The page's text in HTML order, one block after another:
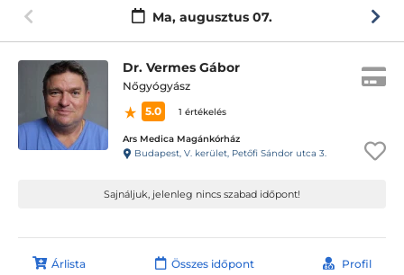
Ma, augusztus 07.
Dr. Vermes Gábor
Nőgyógyász
5.0
1 értékelés
Ars Medica Magánkórház
Budapest, V. kerület, Petőfi Sándor utca 3.
Sajnáljuk, jelenleg nincs szabad időpont!
Árlista Összes időpont Profil